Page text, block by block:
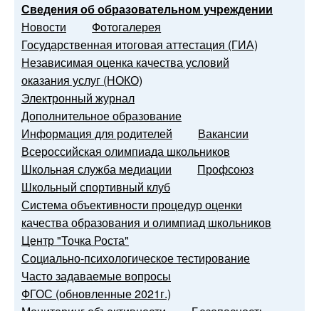
Сведения об образовательном учреждении
Новости
Фотогалерея
Государственная итоговая аттестация (ГИА)
Независимая оценка качества условий
оказания услуг (НОКО)
Электронный журнал
Дополнительное образование
Информация для родителей
Вакансии
Всероссийская олимпиада школьников
Школьная служба медиации
Профсоюз
Школьный спортивный клуб
Система объективности процедур оценки
качества образования и олимпиад школьников
Центр "Точка Роста"
Социально-психологическое тестирование
Часто задаваемые вопросы
ФГОС (обновленные 2021г.)